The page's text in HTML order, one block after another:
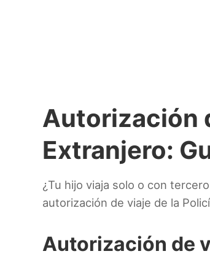
Autorización
Extranjero:
¿Tu hijo viaja solo o con
autorización de viaje de la
Autorización de